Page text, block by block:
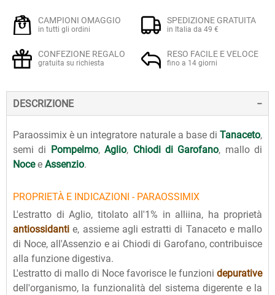
CAMPIONI OMAGGIO
in tutti gli ordini
SPEDIZIONE GRATUITA
in Italia da 49 €
CONFEZIONE REGALO
gratuita su richiesta
RESO FACILE E VELOCE
fino a 14 giorni
DESCRIZIONE
Paraossimix è un integratore naturale a base di Tanaceto,
semi di
Pompelmo,Aglio, Chiodi di Garofano, mallo di
Nocee Assenzio.
PROPRIETÀ E INDICAZIONI - PARAOSSIMIX
L'estratto di Aglio, titolato all'1% in alliina, ha proprietà
antiossidanti e, assieme agli estratti di Tanaceto e mallo
di Noce, all'Assenzio e ai Chiodi di Garofano, contribuisce
alla funzione digestiva.
L'estratto di mallo di Noce favorisce le funzioni depurative
dell'organismo, la funzionalità del sistema digerente e la